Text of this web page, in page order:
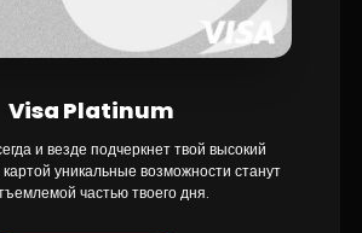
Visa Platinum
и везде подчеркнет твой высокий
уникальные возможности станут
частью твоего дня.